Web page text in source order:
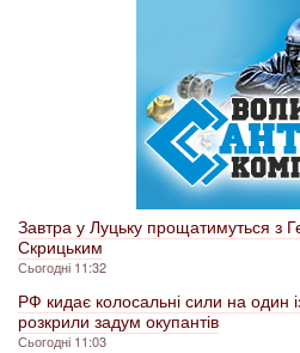
Завтра у Луцьку прощатимуться з
Скрицьким
Сьогодні 11:32
РФ кидає колосальні сили на один
розкрили задум окупантів
Сьогодні 11:03